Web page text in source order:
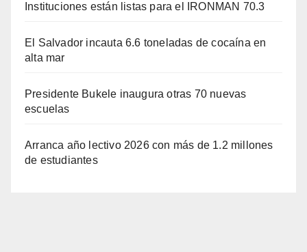
Instituciones están listas para el IRONMAN 70.3
El Salvador incauta 6.6 toneladas de cocaína en
alta mar
Presidente Bukele inaugura otras 70 nuevas
escuelas
Arranca año lectivo 2026 con más de 1.2 millones
de estudiantes